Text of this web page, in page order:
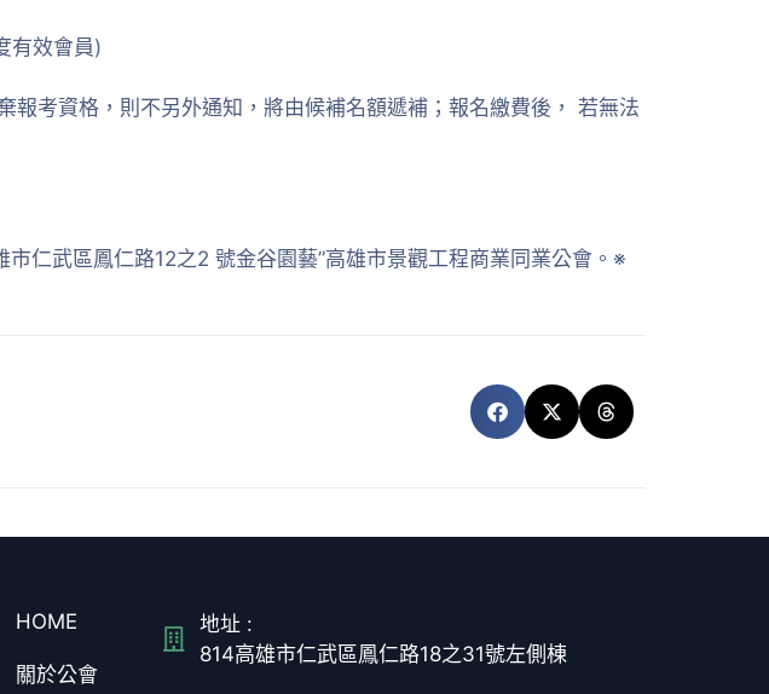
有效會員)
考資格，則不另外通知，將由候補名額遞補；報名繳費後， 若無法
仁武區鳳仁路12之2 號金谷園藝”高雄市景觀工程商業同業公會。※
HOME
關於公會
地址 :
814高雄市仁武區鳳仁路18之31號左側棟